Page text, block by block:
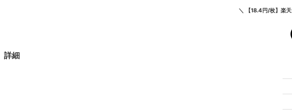
＼ 【18.4円/枚】楽
詳細